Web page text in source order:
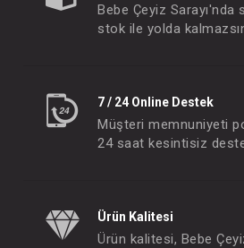
Bebe Çeyiz Sarayı'nda
stok ile yolda
7 / 24 Online Destek
Müşteri memnuniyeti
24 saat kesintisiz
Ürün Kalitesi
Ürün kalitesi, Bebe